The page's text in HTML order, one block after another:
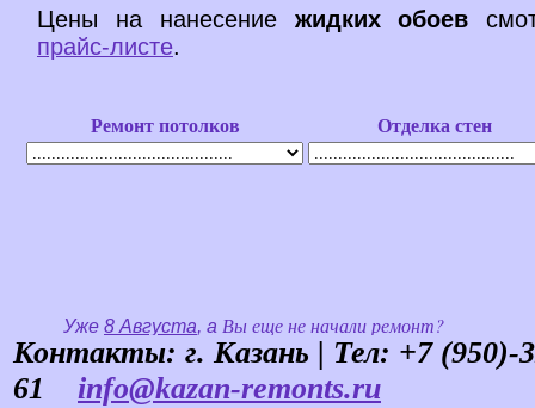
Цены на нанесение жидких обоев
прайс-листе.
Контакты: г. Казань | Тел: +7 (950)-
61
info@kazan-remonts.ru